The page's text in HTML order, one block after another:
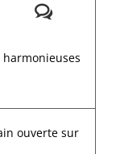
harmonieuses
ouverte sur